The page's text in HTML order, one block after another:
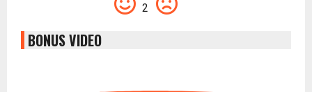
2
BONUS VIDEO